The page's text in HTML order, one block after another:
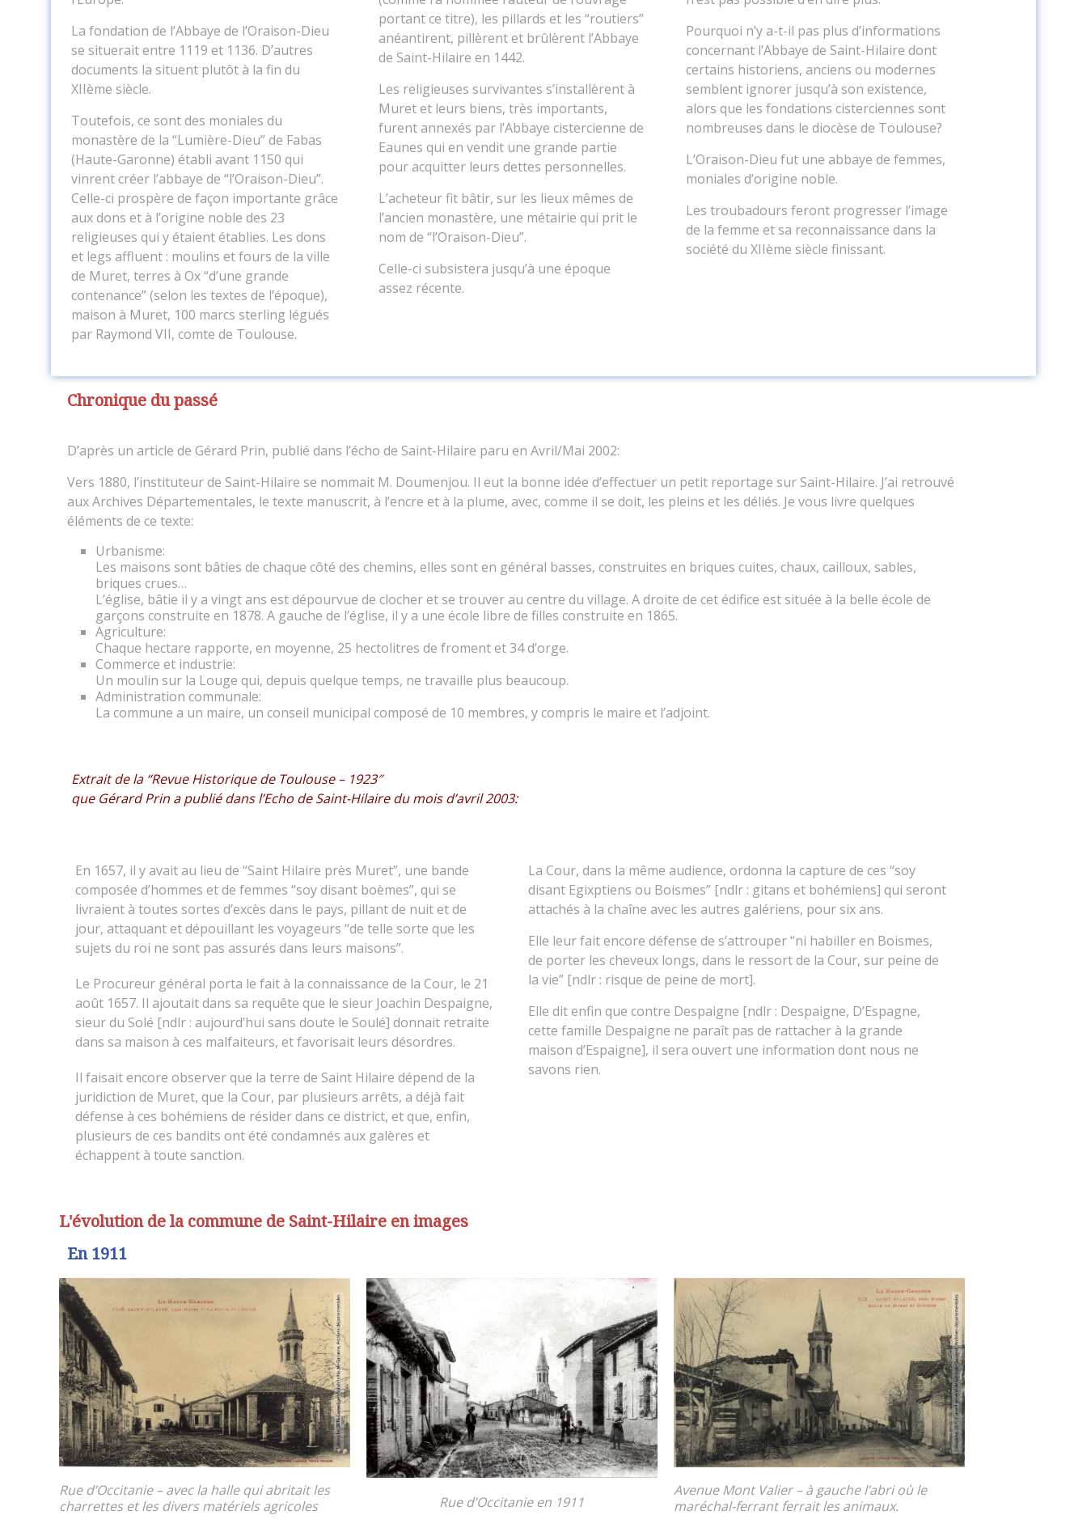
La fondation de l’Abbaye de l’Oraison-Dieu
se situerait entre 1119 et 1136. D’autres
documents la situent plutôt à la fin du
XIIème siècle.
Toutefois, ce sont des moniales du
monastère de la “Lumière-Dieu” de Fabas
(Haute-Garonne) établi avant 1150 qui
vinrent créer l’abbaye de “l’Oraison-Dieu”.
Celle-ci prospère de façon importante grâce
aux dons et à l’origine noble des 23
religieuses qui y étaient établies. Les dons
et legs affluent : moulins et fours de la ville
de Muret, terres à Ox “d’une grande
contenance” (selon les textes de l’époque),
maison à Muret, 100 marcs sterling légués
par Raymond VII, comte de Toulouse.
portant ce titre), les pillards et les “routiers”
anéantirent, pillèrent et brûlèrent l’Abbaye
de Saint-Hilaire en 1442.
Les religieuses survivantes s’installèrent à
Muret et leurs biens, très importants,
furent annexés par l’Abbaye cistercienne de
Eaunes qui en vendit une grande partie
pour acquitter leurs dettes personnelles.
L’acheteur fit bâtir, sur les lieux mêmes de
l’ancien monastère, une métairie qui prit le
nom de “l’Oraison-Dieu”.
Celle-ci subsistera jusqu’à une époque
assez récente.
Pourquoi n’y a-t-il pas plus d’informations
concernant l’Abbaye de Saint-Hilaire dont
certains historiens, anciens ou modernes
semblent ignorer jusqu’à son existence,
alors que les fondations cisterciennes sont
nombreuses dans le diocèse de Toulouse?
L’Oraison-Dieu fut une abbaye de femmes,
moniales d’origine noble.
Les troubadours feront progresser l’image
de la femme et sa reconnaissance dans la
société du XIIème siècle finissant.
Chronique du passé
D’après un article de Gérard Prin, publié dans l’écho de Saint-Hilaire paru en Avril/Mai 2002:
Vers 1880, l’instituteur de Saint-Hilaire se nommait M. Doumenjou. Il eut la bonne idée d’effectuer un petit reportage sur Saint-Hilaire. J’ai retrouvé
aux Archives Départementales, le texte manuscrit, à l’encre et à la plume, avec, comme il se doit, les pleins et les déliés. Je vous livre quelques
éléments de ce texte:
Urbanisme:
Les maisons sont bâties de chaque côté des chemins, elles sont en général basses, construites en briques cuites, chaux, cailloux, sables,
briques crues…
L’église, bâtie il y a vingt ans est dépourvue de clocher et se trouver au centre du village. A droite de cet édifice est située à la belle école de
garçons construite en 1878. A gauche de l’église, il y a une école libre de filles construite en 1865.
Agriculture:
Chaque hectare rapporte, en moyenne, 25 hectolitres de froment et 34 d’orge.
Commerce et industrie:
Un moulin sur la Louge qui, depuis quelque temps, ne travaille plus beaucoup.
Administration communale:
La commune a un maire, un conseil municipal composé de 10 membres, y compris le maire et l’adjoint.
Extrait de la “Revue Historique de Toulouse – 1923″
que Gérard Prin a publié dans l’Echo de Saint-Hilaire du mois d’avril 2003:
En 1657, il y avait au lieu de “Saint Hilaire près Muret”, une bande
composée d’hommes et de femmes “soy disant boèmes”, qui se
livraient à toutes sortes d’excès dans le pays, pillant de nuit et de
jour, attaquant et dépouillant les voyageurs “de telle sorte que les
sujets du roi ne sont pas assurés dans leurs maisons”.
Le Procureur général porta le fait à la connaissance de la Cour, le 21
août 1657. Il ajoutait dans sa requête que le sieur Joachin Despaigne,
sieur du Solé [ndlr : aujourd’hui sans doute le Soulé] donnait retraite
dans sa maison à ces malfaiteurs, et favorisait leurs désordres.
Il faisait encore observer que la terre de Saint Hilaire dépend de la
juridiction de Muret, que la Cour, par plusieurs arrêts, a déjà fait
défense à ces bohémiens de résider dans ce district, et que, enfin,
plusieurs de ces bandits ont été condamnés aux galères et
échappent à toute sanction.
La Cour, dans la même audience, ordonna la capture de ces “soy
disant Egixptiens ou Boismes” [ndlr : gitans et bohémiens] qui seront
attachés à la chaîne avec les autres galériens, pour six ans.
Elle leur fait encore défense de s’attrouper “ni habiller en Boismes,
de porter les cheveux longs, dans le ressort de la Cour, sur peine de
la vie” [ndlr : risque de peine de mort].
Elle dit enfin que contre Despaigne [ndlr : Despaigne, D’Espagne,
cette famille Despaigne ne paraît pas de rattacher à la grande
maison d’Espaigne], il sera ouvert une information dont nous ne
savons rien.
L'évolution de la commune de Saint-Hilaire en images
En 1911
Rue d’Occitanie – avec la halle qui abritait les
charrettes et les divers matériels agricoles
Rue d’Occitanie en 1911
Avenue Mont Valier – à gauche l’abri où le
maréchal-ferrant ferrait les animaux.